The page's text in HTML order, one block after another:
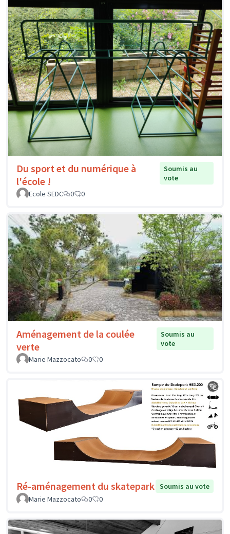
Du sport et du numérique à
l'école !
Soumis au
vote
Ecole SEDC
0 0
Aménagement de la coulée
verte
Soumis au
vote
Marie Mazzocato
0 0
Ré-aménagement du skatepark Soumis au vote
Marie Mazzocato
0 0